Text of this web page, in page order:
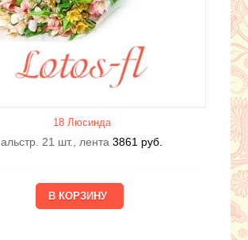
18 Люсиндa
альстр. 21 шт., лента 3861 руб.